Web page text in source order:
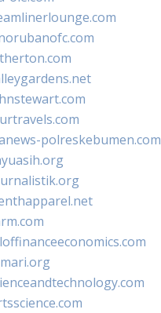
polreskebumen.com